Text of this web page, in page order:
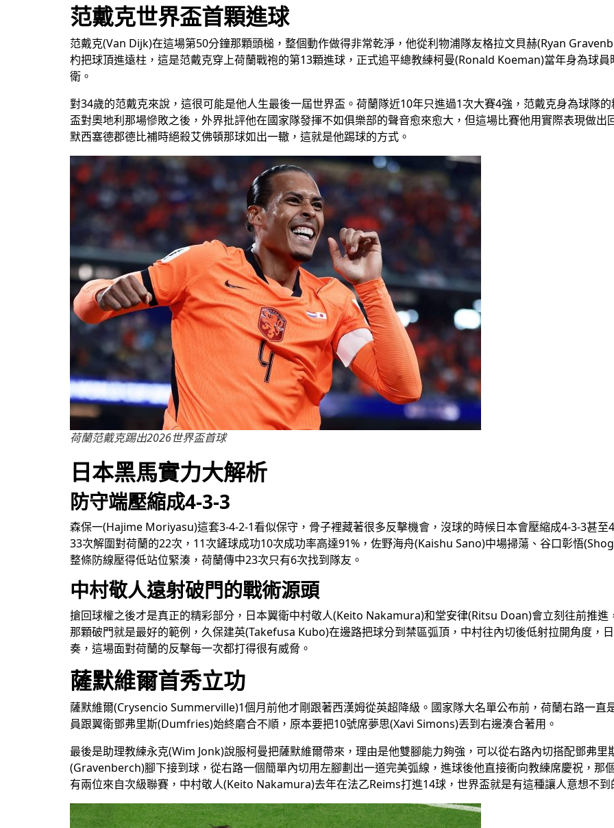
范戴克世界盃首顆進球
范戴克(Van Dijk)在這場第50分鐘那顆頭槌，整個動作做得非常乾淨，他從利物浦隊友格拉文貝赫(Ryan
杓把球頂進遠柱，這是范戴克穿上荷蘭戰袍的第13顆進球，正式追平總教練柯曼(Ronald Koeman)當年身為球
衛。
對34歲的范戴克來說，這很可能是他人生最後一屆世界盃。荷蘭隊近10年只進過1次大賽4強，范戴克身為球隊
盃對奧地利那場慘敗之後，外界批評他在國家隊發揮不如俱樂部的聲音愈來愈大，但這場比賽他用實際表現做
默西塞德郡德比補時絕殺艾佛頓那球如出一轍，這就是他踢球的方式。
荷蘭范戴克踢出2026世界盃首球
日本黑馬實力大解析
防守端壓縮成4-3-3
森保一(Hajime Moriyasu)這套3-4-2-1看似保守，骨子裡藏著很多反擊機會，沒球的時候日本會壓縮成4-3-3甚
33次解圍對荷蘭的22次，11次鏟球成功10次成功率高達91%，佐野海舟(Kaishu Sano)中場掃蕩、谷口彰悟
整條防線壓得低站位緊湊，荷蘭傳中23次只有6次找到隊友。
中村敬人遠射破門的戰術源頭
搶回球權之後才是真正的精彩部分，日本翼衛中村敬人(Keito Nakamura)和堂安律(Ritsu Doan)會立刻往前推
那顆破門就是最好的範例，久保建英(Takefusa Kubo)在邊路把球分到禁區弧頂，中村往內切後低射拉開角度，
奏，這場面對荷蘭的反擊每一次都打得很有威脅。
薩默維爾首秀立功
薩默維爾(Crysencio Summerville)1個月前他才剛跟著西漢姆從英超降級。國家隊大名單公布前，荷蘭右路一
員跟翼衛鄧弗里斯(Dumfries)始終磨合不順，原本要把10號席夢思(Xavi Simons)丟到右邊湊合著用。
最後是助理教練永克(Wim Jonk)說服柯曼把薩默維爾帶來，理由是他雙腳能力夠強，可以從右路內切搭配鄧弗
(Gravenberch)腳下接到球，從右路一個簡單內切用左腳劃出一道完美弧線，進球後他直接衝向教練席慶祝，那
有兩位來自次級聯賽，中村敬人(Keito Nakamura)去年在法乙Reims打進14球，世界盃就是有這種讓人意想不到